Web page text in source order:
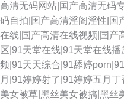
高清无码网站|国产高清无码
码自拍|国产高清淫阁淫性|国
在线|国产高清在线视频|国产
区|91天堂在线|91天堂在线
频|91天天综合|91舔婷
月|91婷婷射了|91婷婷五月丁
美女被草|黑丝美女被搞|黑丝